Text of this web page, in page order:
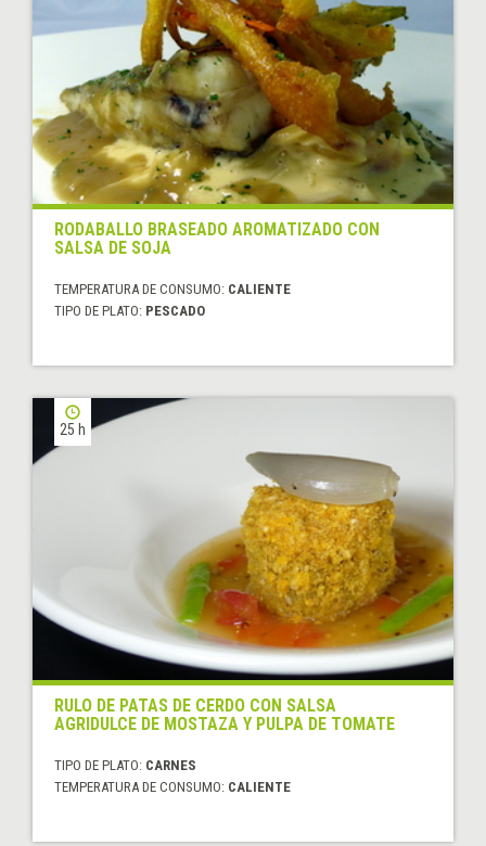
RODABALLO BRASEADO AROMATIZADO CON
SALSA DE SOJA
TEMPERATURA DE CONSUMO: CALIENTE
TIPO DE PLATO: PESCADO
25 h
RULO DE PATAS DE CERDO CON SALSA
AGRIDULCE DE MOSTAZA Y PULPA DE TOMATE
TIPO DE PLATO: CARNES
TEMPERATURA DE CONSUMO: CALIENTE